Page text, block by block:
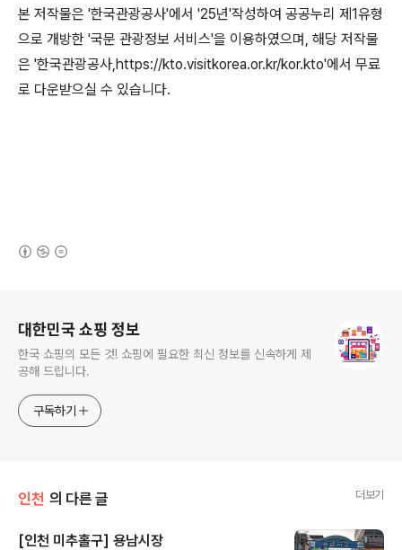
본 저작물은 '한국관광공사'에서 '25년'작성하여 공공누리 제1유형
으로 개방한 '국문 관광정보 서비스'을 이용하였으며, 해당 저작물
은 '한국관광공사,https://kto.visitkorea.or.kr/kor.kto'에서 무료
로 다운받으실 수 있습니다.
대한민국 쇼핑 정보
한국 쇼핑의 모든 것! 쇼핑에 필요한 최신 정보를 신속하게 제
공해 드립니다.
구독하기
인천 의 다른 글 더보기
[인천 미추홀구] 용남시장